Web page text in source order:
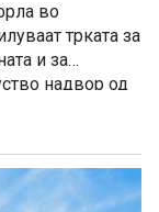
во
трката за
и за
надвор од